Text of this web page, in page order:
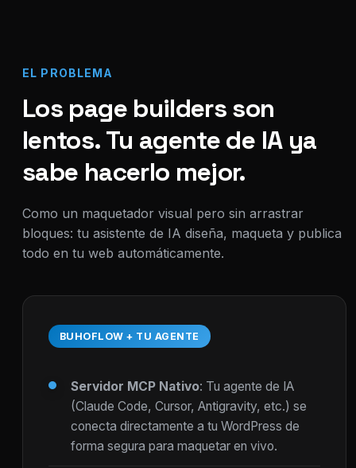
EL PROBLEMA
Los page builders son
lentos. Tu agente de IA ya
sabe hacerlo mejor.
Como un maquetador visual pero sin arrastrar
bloques: tu asistente de IA diseña, maqueta y publica
todo en tu web automáticamente.
BUHOFLOW + TU AGENTE
Servidor MCP Nativo: Tu agente de IA
(Claude Code, Cursor, Antigravity, etc.) se
conecta directamente a tu WordPress de
forma segura para maquetar en vivo.